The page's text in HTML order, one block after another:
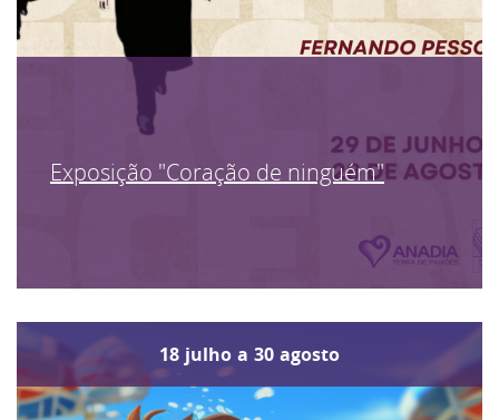
Exposição "Coração de ninguém"
18 julho a 30 agosto